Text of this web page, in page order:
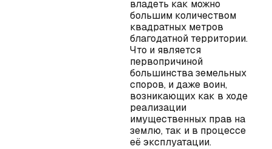
владеть как можно
большим количеством
квадратных метров
благодатной территории.
Что и является
первопричиной
большинства земельных
споров, и даже воин,
возникающих как в ходе
реализации
имущественных прав на
землю, так и в процессе
её эксплуатации.